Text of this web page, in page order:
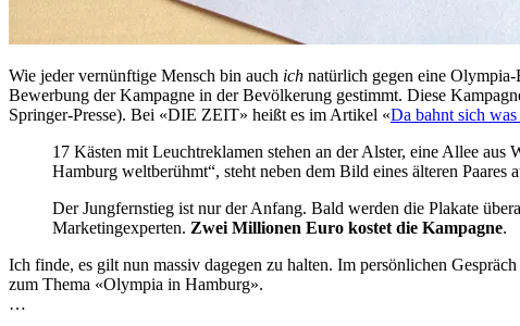
Wie jeder vernünftige Mensch bin auch ich natürlich gegen eine
Bewerbung der Kampagne in der Bevölkerung gestimmt. Diese
Springer-Presse). Bei «DIE ZEIT» heißt es im Artikel «Da bahnt sich was
17 Kästen mit Leuchtreklamen stehen an der Alster, eine Allee
Hamburg weltberühmt“, steht neben dem Bild eines älteren Paares
Der Jungfernstieg ist nur der Anfang. Bald werden die Plakate
Marketingexperten. Zwei Millionen Euro kostet die Kampagne.
Ich finde, es gilt nun massiv dagegen zu halten. Im persönlichen
zum Thema «Olympia in Hamburg».
…